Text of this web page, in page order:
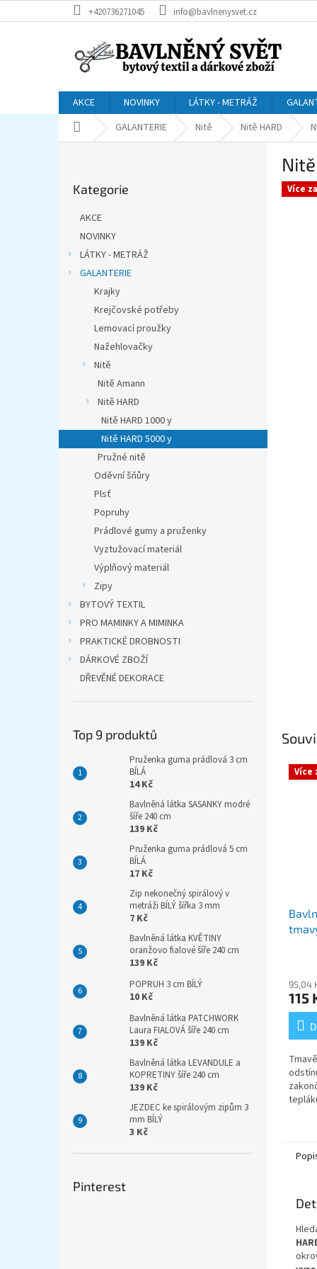
na
+420736271045 info@bavlnenysvet.cz
AKCE NOVINKY LÁTKY - METRÁŽ
Domů GALANTERIE Nitě Nitě HARD
kategorie
Kategorie
AKCE
NOVINKY
LÁTKY - METRÁŽ
GALANTERIE
Krajky
Krejčovské potřeby
Lemovací proužky
Nažehlovačky
Nitě
Nitě Amann
Nitě HARD
Nitě HARD 1000 y
Nitě HARD 5000 y
Pružné nitě
Oděvní šňůry
Plsť
Popruhy
Prádlové gumy a pruženky
Vyztužovací materiál
Výplňový materiál
Zipy
BYTOVÝ TEXTIL
PRO MAMINKY A MIMINKA
PRAKTICKÉ DROBNOSTI
DÁRKOVÉ ZBOŽÍ
DŘEVĚNÉ DEKORACE
Top 9 produktů
Pruženka guma prádlová 3 cm
BÍLÁ
14 Kč
Bavlněná látka SASANKY modré
šíře 240 cm
139 Kč
Pruženka guma prádlová 5 cm
BÍLÁ
17 Kč
Zip nekonečný spirálový v
metráži BÍLÝ šířka 3 mm
7 Kč
Bavlněná látka KVĚTINY
oranžovo fialové šíře 240 cm
139 Kč
POPRUH 3 cm BÍLÝ
10 Kč
Bavlněná látka PATCHWORK
Laura FIALOVÁ šíře 240 cm
139 Kč
Bavlněná látka LEVANDULE a
KOPRETINY šíře 240 cm
139 Kč
JEZDEC ke spirálovým zipům 3
mm BÍLÝ
3 Kč
Pinterest
Více
Více
95,04
115